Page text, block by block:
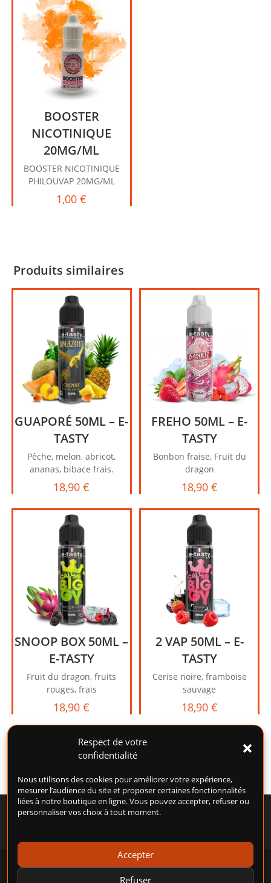
Respect de votre
confidentialité
Nous utilisons des cookies pour améliorer votre expérience,
mesurer l’audience du site et proposer certaines fonctionnalités
liées à notre boutique en ligne. Vous pouvez accepter, refuser ou
personnaliser vos choix à tout moment.
Accepter
Refuser
BOOSTER
NICOTINIQUE
20MG/ML
BOOSTER NICOTINIQUE
PHILOUVAP 20MG/ML
1,00€
Produits similaires
GUAPORÉ 50ML – E-
TASTY
Pêche, melon, abricot,
ananas, bibace frais.
18,90€
FREHO 50ML – E-
TASTY
Bonbon fraise, Fruit du
dragon
18,90 €
SNOOP BOX 50ML –
E-TASTY
Fruit du dragon, fruits
rouges, frais
18,90€
2 VAP 50ML – E-
TASTY
Cerise noire, framboise
sauvage
18,90 €
POLITIQUE DE COOKIES (UE)
CONDITIONS GÉNÉRALES D’UTILISATION (CGU)